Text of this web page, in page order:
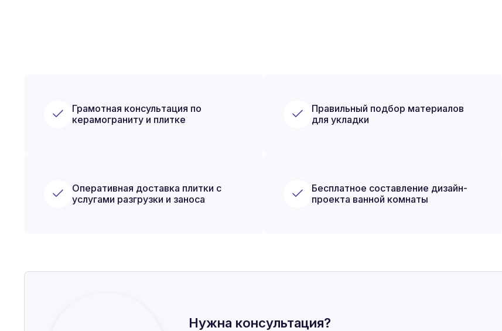
Грамотная консультация по
керамограниту и плитке
Правильный подбор материалов
для укладки
Оперативная доставка плитки с
услугами разгрузки и заноса
Бесплатное составление дизайн-
проекта ванной комнаты
Нужна консультация?